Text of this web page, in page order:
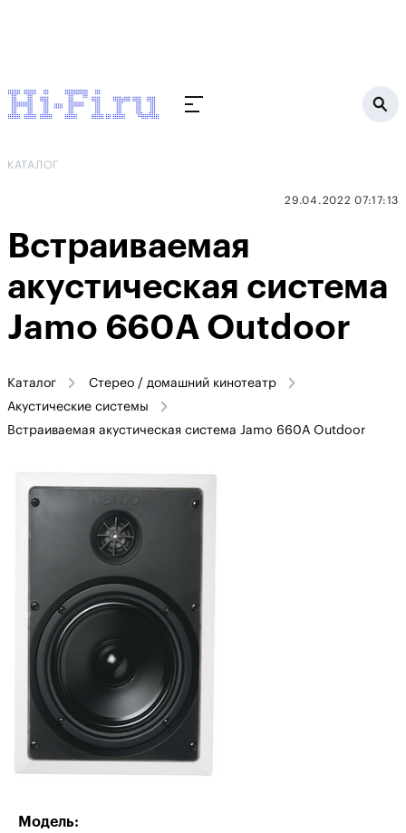
КАТАЛОГ
29.04.2022 07:17:13
Встраиваемая
акустическая система
Jamo 660А Outdoor
Каталог
Стерео / домашний кинотеатр
Акустические системы
Встраиваемая акустическая система Jamo 660А Outdoor
Модель: